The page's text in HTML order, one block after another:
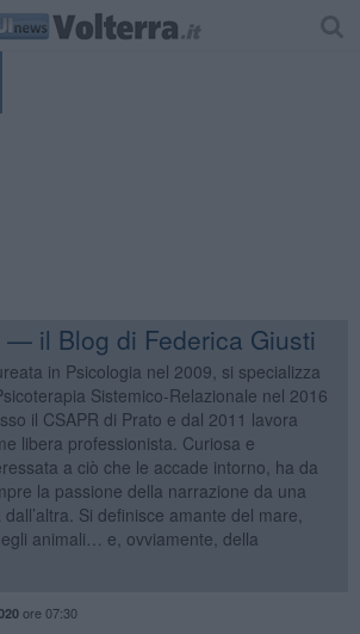
— il Blog di Federica Giusti
in Psicologia nel 2009, si specializza
Sistemico-Relazionale nel 2016
il CSAPR di Prato e dal 2011 lavora
libera professionista. Curiosa e
a ciò che le accade intorno, ha da
la passione della narrazione da una
Si definisce amante del mare,
animali… e, ovviamente, della
ore 07:30